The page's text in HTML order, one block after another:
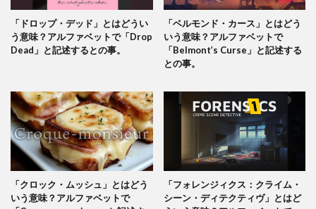
「ドロップ・デッド」とはどうい
う意味？アルファベットで「Drop
Dead」と記述するとの事。
「ベルモンド・カース」とはどう
いう意味？アルファベットで
「Belmont’s Curse」と記述する
との事。
「クロック・ムッシュ」とはどう
いう意味？アルファベットで
「フォレンジィクス：クライム・
シーン・ディテクティヴ」とはど